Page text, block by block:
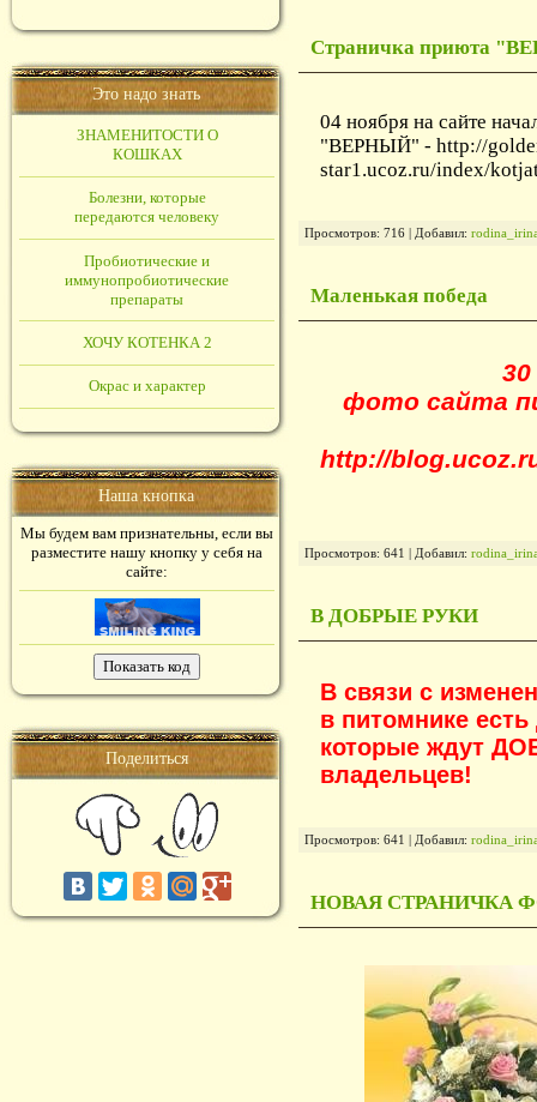
Это надо знать
ЗНАМЕНИТОСТИ О
КОШКАХ
Болезни, которые
передаются человеку
Пробиотические и
иммунопробиотические
препараты
ХОЧУ КОТЕНКА 2
Окрас и характер
Наша кнопка
Мы будем вам признательны, если вы
разместите нашу кнопку у себя на
сайте:
Поделиться
Страничка приюта
04 ноября на сайте
"ВЕРНЫЙ" - http://
star1.ucoz.ru/index/
Просмотров: 716 | Добавил:
Маленькая победа
фото сайта
http://
Просмотров: 641 | Добавил:
В ДОБРЫЕ РУКИ
В связи с
в питомнике есть
которые ждут
владельцев!
Просмотров: 641 | Добавил:
НОВАЯ СТРАНИЧКА